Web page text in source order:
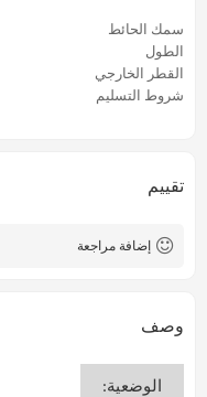
سمك الحائط
الطول
القطر الخارجي
شروط التسليم
تقييم
إضافة مراجعة
وصف
الوضعية: